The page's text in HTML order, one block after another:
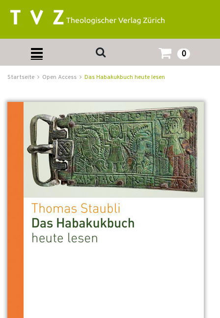
0
Startseite Open Access Das Habakukbuch heute lesen